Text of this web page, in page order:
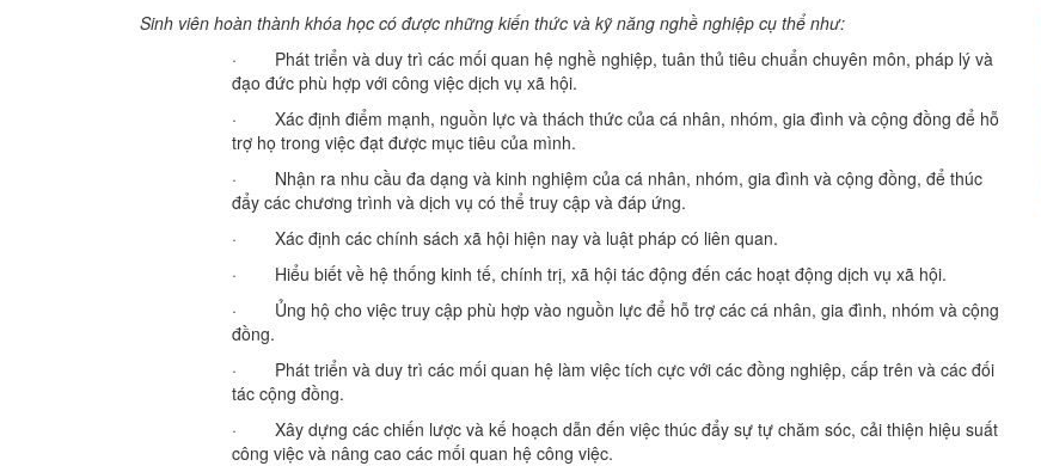
Sinh viên hoàn thành khóa học có được những kiến thức và kỹ năng nghề nghiệp cụ thể như:
· Phát triển và duy trì các mối quan hệ nghề nghiệp, tuân thủ tiêu chuẩn chuyên môn, pháp lý và
đạo đức phù hợp với công việc dịch vụ xã hội.
· Xác định điểm mạnh, nguồn lực và thách thức của cá nhân, nhóm, gia đình và cộng đồng để hỗ
trợ họ trong việc đạt được mục tiêu của mình.
· Nhận ra nhu cầu đa dạng và kinh nghiệm của cá nhân, nhóm, gia đình và cộng đồng, để thúc
đẩy các chương trình và dịch vụ có thể truy cập và đáp ứng.
· Xác định các chính sách xã hội hiện nay và luật pháp có liên quan.
· Hiểu biết về hệ thống kinh tế, chính trị, xã hội tác động đến các hoạt động dịch vụ xã hội.
· Ủng hộ cho việc truy cập phù hợp vào nguồn lực để hỗ trợ các cá nhân, gia đình, nhóm và cộng
đồng.
· Phát triển và duy trì các mối quan hệ làm việc tích cực với các đồng nghiệp, cấp trên và các đối
tác cộng đồng.
· Xây dựng các chiến lược và kế hoạch dẫn đến việc thúc đẩy sự tự chăm sóc, cải thiện hiệu suất
công việc và nâng cao các mối quan hệ công việc.